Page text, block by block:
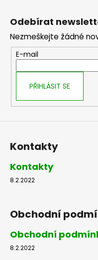
Odebírat
Nezmeškejte žádné
E-mail
PŘIHLÁSIT SE
Kontakty
Kontakty
8.2.2022
Obchodní
Obchodní
8.2.2022